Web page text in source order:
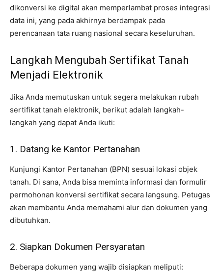
dikonversi ke digital akan memperlambat proses integrasi
data ini, yang pada akhirnya berdampak pada
perencanaan tata ruang nasional secara keseluruhan.
Langkah Mengubah Sertifikat Tanah
Menjadi Elektronik
Jika Anda memutuskan untuk segera melakukan rubah
sertifikat tanah elektronik, berikut adalah langkah-
langkah yang dapat Anda ikuti:
1. Datang ke Kantor Pertanahan
Kunjungi Kantor Pertanahan (BPN) sesuai lokasi objek
tanah. Di sana, Anda bisa meminta informasi dan formulir
permohonan konversi sertifikat secara langsung. Petugas
akan membantu Anda memahami alur dan dokumen yang
dibutuhkan.
2. Siapkan Dokumen Persyaratan
Beberapa dokumen yang wajib disiapkan meliputi: